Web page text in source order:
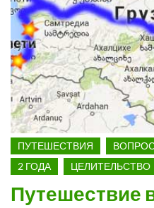
ПУТЕШЕСТВИЯ
2 ГОДА
ЦЕЛИТЕЛЬСТВО
Путешествие